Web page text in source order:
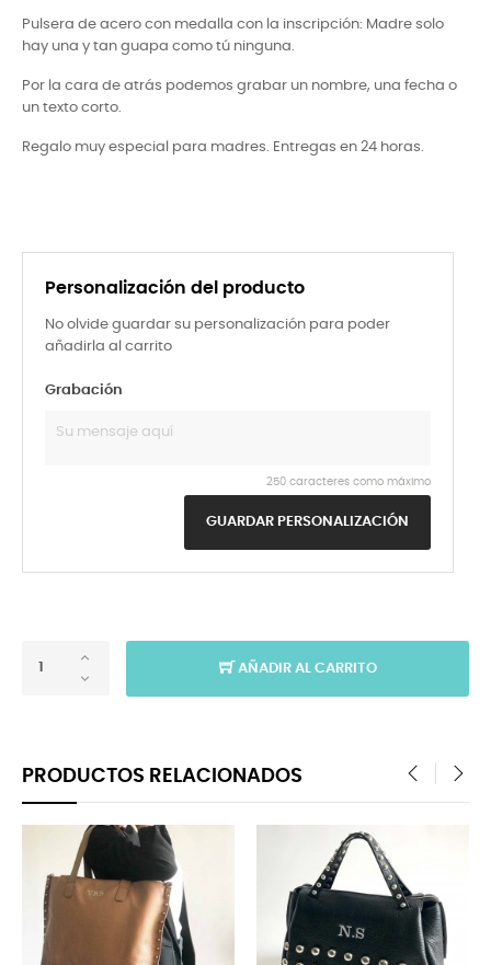
Pulsera de acero con medalla con la inscripción: Madre solo
hay una y tan guapa como tú ninguna.
Por la cara de atrás podemos grabar un nombre, una fecha o
un texto corto.
Regalo muy especial para madres. Entregas en 24 horas.
Personalización del producto
No olvide guardar su personalización para poder
añadirla al carrito
Grabación
250 caracteres como máximo
GUARDAR PERSONALIZACIÓN
AÑADIR AL CARRITO
PRODUCTOS RELACIONADOS